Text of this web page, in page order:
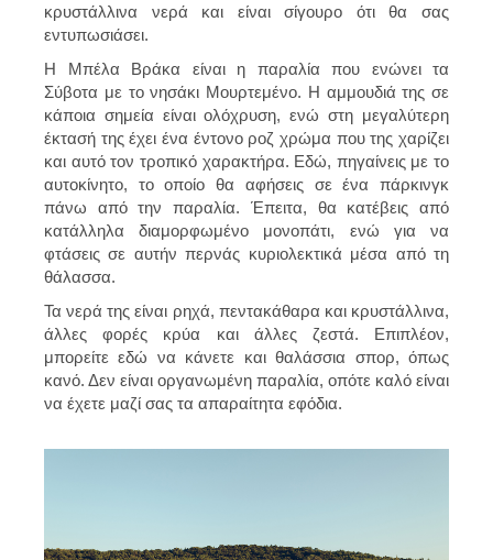
κρυστάλλινα νερά και είναι σίγουρο ότι θα σας
εντυπωσιάσει.
Η Μπέλα Βράκα είναι η παραλία που ενώνει τα
Σύβοτα με το νησάκι Μουρτεμένο. Η αμμουδιά της σε
κάποια σημεία είναι ολόχρυση, ενώ στη μεγαλύτερη
έκτασή της έχει ένα έντονο ροζ χρώμα που της χαρίζει
και αυτό τον τροπικό χαρακτήρα. Εδώ, πηγαίνεις με το
αυτοκίνητο, το οποίο θα αφήσεις σε ένα πάρκινγκ
πάνω από την παραλία. Έπειτα, θα κατέβεις από
κατάλληλα διαμορφωμένο μονοπάτι, ενώ για να
φτάσεις σε αυτήν περνάς κυριολεκτικά μέσα από τη
θάλασσα.
Τα νερά της είναι ρηχά, πεντακάθαρα και κρυστάλλινα,
άλλες φορές κρύα και άλλες ζεστά. Επιπλέον,
μπορείτε εδώ να κάνετε και θαλάσσια σπορ, όπως
κανό. Δεν είναι οργανωμένη παραλία, οπότε καλό είναι
να έχετε μαζί σας τα απαραίτητα εφόδια.